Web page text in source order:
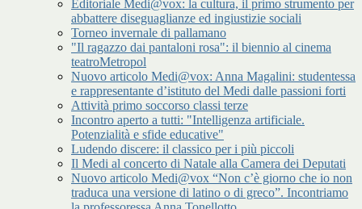
Editoriale Medi@vox: la cultura, il primo strumento per
abbattere diseguaglianze ed ingiustizie sociali
Torneo invernale di pallamano
"Il ragazzo dai pantaloni rosa": il biennio al cinema
teatroMetropol
Nuovo articolo Medi@vox: Anna Magalini: studentessa
e rappresentante d’istituto del Medi dalle passioni forti
Attività primo soccorso classi terze
Incontro aperto a tutti: "Intelligenza artificiale.
Potenzialità e sfide educative"
Ludendo discere: il classico per i più piccoli
Il Medi al concerto di Natale alla Camera dei Deputati
Nuovo articolo Medi@vox “Non c’è giorno che io non
traduca una versione di latino o di greco”. Incontriamo